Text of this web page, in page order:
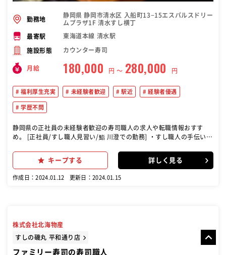
勤務地
静岡県 静岡市清水区 入船町13−15エスパルスドリー
ムプラザ1F 清水すし横丁
最寄駅 東海道本線 清水駅
施設形態 カウンター寿司
月給 180,000 円 〜 280,000 円
福利厚生充実 未経験者歓迎 駅近 経験者優遇
学歴不問
静岡県の正社員の未経験者歓迎の寿司職人の求人や転職情報おすす
め。 [正社員/すし職人見習い/鮨 川澄での勤務] ・すし職人の手伝い
方、ネタの選定などすしの基礎技術を 学びながら、職人としての独り
立ちを目指します。
キープする 詳しく見る
作成日：2024.01.12 更新日：2024.01.15
株式会社北海物産
すしの磯丸 平和通り店
ファミリー寿司の寿司職人